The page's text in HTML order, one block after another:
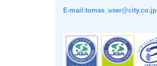
E-mail:tomas_user@city.co.jp